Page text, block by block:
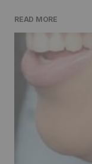
Il tuo
campi
Your Name
READ MORE